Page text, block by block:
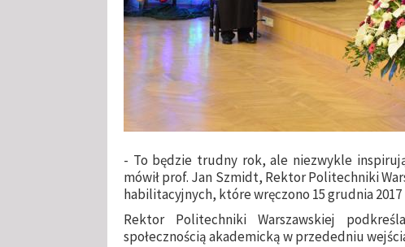
- To będzie trudny rok, ale niezwykle
mówił prof. Jan Szmidt, Rektor Politechniki
habilitacyjnych, które wręczono 15 grudnia 2017
Rektor Politechniki Warszawskiej
społecznością akademicką w przededniu